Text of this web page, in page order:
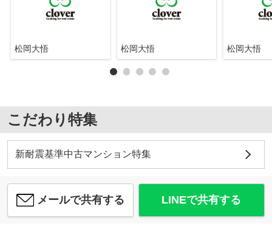
松岡大悟 松岡大悟 松岡大悟
こだわり特集
新耐震基準中古マンション特集
メールで共有する LINEで共有する